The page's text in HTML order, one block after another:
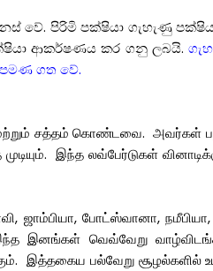
වේ. පිරිමි පක්ෂියා ගැහැණු
ආකර්ෂණය කර ගනු ලබයි.
ගත වේ.
மற்றும் சத்தம் கொண்டவை. அவர்கள்
இந்த லவ்பேர்டுகள் வினாடிக்கு
ஜாம்பியா, போட்ஸ்வானா, நமீபியா,
இனங்கள் வெவ்வேறு
இத்தகைய பல்வேறு சூழல்களில்